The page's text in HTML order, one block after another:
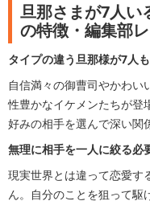
旦那さまが7人い
の特徴・編集部
タイプの違う旦那様が7人も
自信満々の御曹司やかわい
性豊かなイケメンたちが登
好みの相手を選んで深い関
無理に相手を一人に絞る必
現実世界とは違って恋愛す
ん。自分のことを狙って駆